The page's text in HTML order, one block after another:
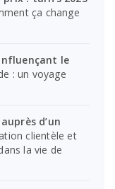
ça change
le
: un voyage
d’un
clientèle et
la vie de